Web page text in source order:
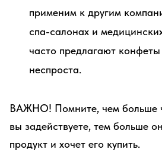
применим к другим
спа-салонах и
часто предлагают
неспроста.
ВАЖНО! Помните, чем больше
вы задействуете, тем больше
продукт и хочет его купить.